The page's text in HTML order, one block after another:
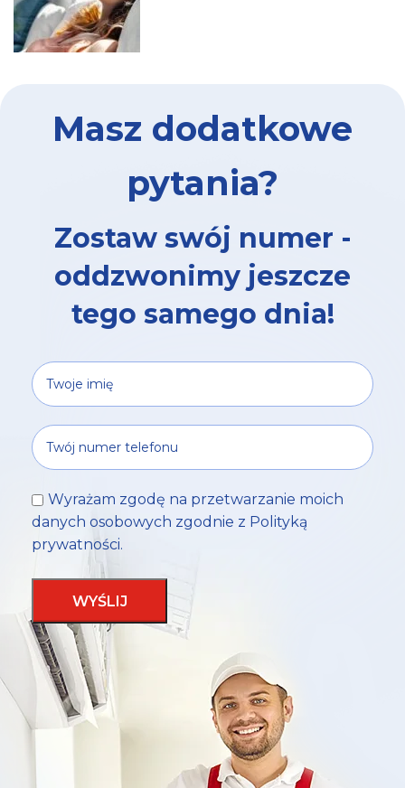
Masz dodatkowe
pytania?
Zostaw swój numer -
oddzwonimy jeszcze
tego samego dnia!
Wyrażam zgodę na przetwarzanie moich
danych osobowych zgodnie z Polityką
prywatności.